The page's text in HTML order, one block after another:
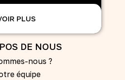
PLUS
DE NOUS
nous ?
équipe